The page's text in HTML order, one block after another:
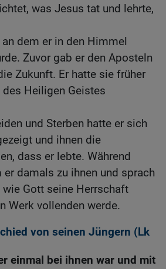
was Jesus tat und lehrte,
dem er in den Himmel
Zuvor gab er den Aposteln
Zukunft. Er hatte sie früher
Heiligen Geistes
und Sterben hatte er sich
und ihnen die
dass er lebte. Während
er damals zu ihnen und sprach
wie Gott seine Herrschaft
Werk vollenden werde.
von seinen Jüngern (Lk
einmal bei ihnen war und mit